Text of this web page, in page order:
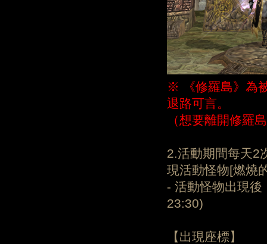
※ 《修羅島》為
退路可言。
（想要離開修羅
2.活動期間每天2
現活動怪物[燃燒
- 活動怪物出現
23:30)
【出現座標】